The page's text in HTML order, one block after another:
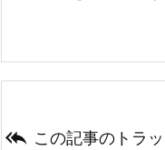
 この記事のトラ